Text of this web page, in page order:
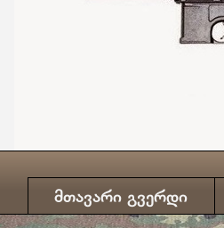
მთავარი გვერდი